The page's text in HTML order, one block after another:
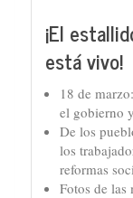
¡El
está vivo!
18 de
el gobierno
De los
los
reformas
Fotos de las